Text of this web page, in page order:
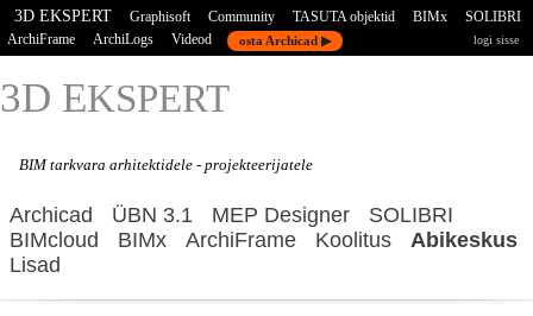
3D EKSPERT Graphisoft Community TASUTA objektid BIMx
SOLIBRI
ArchiFrame
ArchiLogs Videod osta Archicad ▶ logi sisse
3D EKSPERT
BIM tarkvara arhitektidele - projekteerijatele
Archicad ÜBN 3.1 MEP Designer
SOLIBRI
BIMcloud
BIMx ArchiFrame Koolitus
Abikeskus
Lisad